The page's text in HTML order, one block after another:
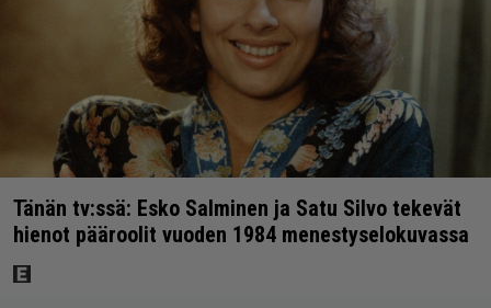
Tänän tv:ssä: Esko Salminen ja Satu Silvo tekevät
hienot pääroolit vuoden 1984 menestyselokuvassa